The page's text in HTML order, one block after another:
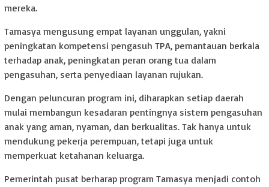
mereka.
Tamasya mengusung empat layanan unggulan, yakni
peningkatan kompetensi pengasuh TPA, pemantauan berkala
terhadap anak, peningkatan peran orang tua dalam
pengasuhan, serta penyediaan layanan rujukan.
Dengan peluncuran program ini, diharapkan setiap daerah
mulai membangun kesadaran pentingnya sistem pengasuhan
anak yang aman, nyaman, dan berkualitas. Tak hanya untuk
mendukung pekerja perempuan, tetapi juga untuk
memperkuat ketahanan keluarga.
Pemerintah pusat berharap program Tamasya menjadi contoh